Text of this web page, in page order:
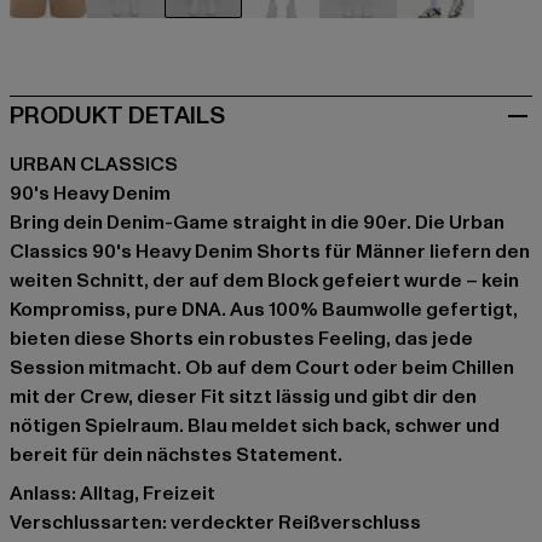
PRODUKT DETAILS
URBAN CLASSICS
90's Heavy Denim
Bring dein Denim-Game straight in die 90er. Die Urban
Classics 90's Heavy Denim Shorts für Männer liefern den
weiten Schnitt, der auf dem Block gefeiert wurde – kein
Kompromiss, pure DNA. Aus 100% Baumwolle gefertigt,
bieten diese Shorts ein robustes Feeling, das jede
Session mitmacht. Ob auf dem Court oder beim Chillen
mit der Crew, dieser Fit sitzt lässig und gibt dir den
nötigen Spielraum. Blau meldet sich back, schwer und
bereit für dein nächstes Statement.
Anlass: Alltag, Freizeit
Verschlussarten: verdeckter Reißverschluss